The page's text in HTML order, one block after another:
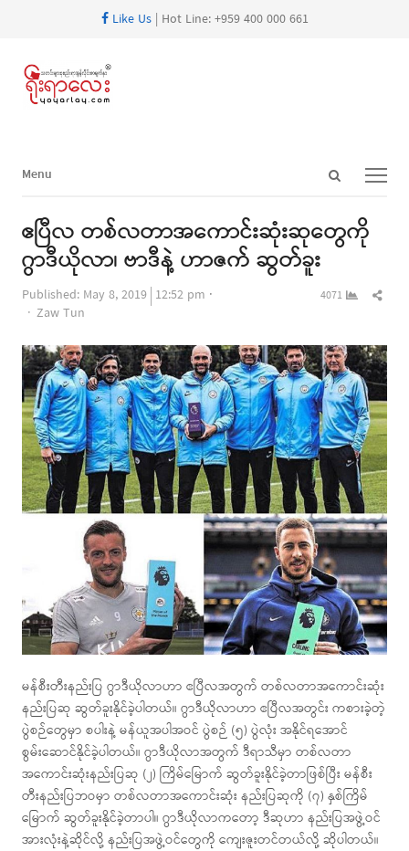
Like Us| Hot Line: +959 400 000 661
Open
panel
Menu
Menu
ဧပြီလ တစ်လတာအကောင်းဆုံးဆုတွေကို
ဂွာဒီယိုလာ၊ ဗာဒီနဲ့ ဟာဇက် ဆွတ်ခူး
Published: May 8, 2019 12:52 pm
Author
Zaw Tun
4071
မန်စီးတီးနည်းပြ ဂွာဒီယိုလာဟာ ဧပြီလအတွက် တစ်လတာအကောင်းဆုံး
နည်းပြဆု ဆွတ်ခူးနိုင်ခဲ့ပါတယ်။ ဂွာဒီယိုလာဟာ ဧပြီလအတွင်း ကစားခဲ့တဲ့
ပွဲစဉ်တွေမှာ စပါးနဲ့ မန်ယူအပါအဝင် ပွဲစဉ် (၅) ပွဲလုံး အနိုင်ရအောင်
စွမ်းဆောင်နိုင်ခဲ့ပါတယ်။ ဂွာဒီယိုလာအတွက် ဒီရာသီမှာ တစ်လတာ
အကောင်းဆုံးနည်းပြဆု (၂) ကြိမ်မြောက် ဆွတ်ခူးနိုင်ခဲ့တာဖြစ်ပြီး မန်စီး
တီးနည်းပြဘဝမှာ တစ်လတာအကောင်းဆုံး နည်းပြဆုကို (၇) နှစ်ကြိမ်
မြောက် ဆွတ်ခူးနိုင်ခဲ့တာပါ။ ဂွာဒီယိုလာကတော့ ဒီဆုဟာ နည်းပြအဖွဲ့ဝင်
အားလုံးနဲ့ဆိုင်လို့ နည်းပြအဖွဲ့ဝင်တွေကို ကျေးဇူးတင်တယ်လို့ ဆိုပါတယ်။